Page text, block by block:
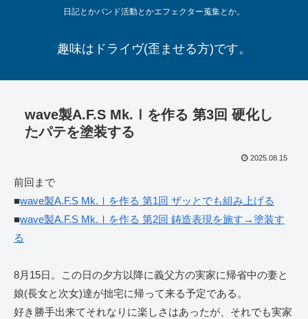
日記とかバンド活動とかエフェクター蒐集とか。
趣味はドライヴ(歪ませる方)です。
wave製A.F.S Mk.Ⅰを作る 第3回 硬化し
たパテを塗装する
2025.08.15
前回まで
■wave製A.F.S Mk.Ⅰを作る 第1回 ザッとでも組み上げる
■wave製A.F.S Mk.Ⅰを作る 第2回 鋳造表現を施す→塗装す
る
8月15日。この日の夕方以降に義父方の実家に帰省中の妻と
娘(長女と次女)達が拙宅に帰って来る予定である。
好き勝手出来てそれなりに楽しさはあったが、それでも実家